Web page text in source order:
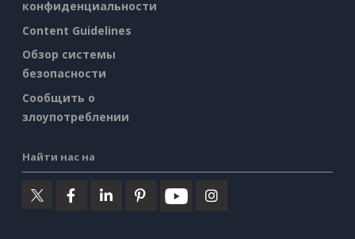
конфиденциальности
Content Guidelines
Обзор системы
безопасности
Сообщить о
злоупотреблении
Найти нас на